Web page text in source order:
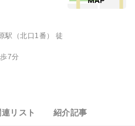
駅（北口1番） 徒
7分
連リスト 紹介記事